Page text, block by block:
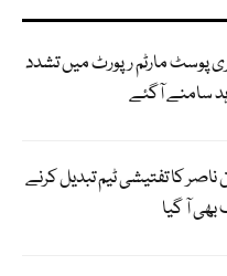
پوسٹ مارٹم رپورٹ میں تشدد
سامنے آگئے
کا تفتیشی ٹیم تبدیل کرنے
بھی آ گیا